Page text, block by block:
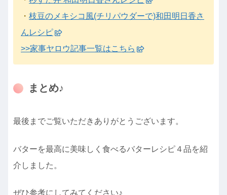
・ 枝豆のメキシコ風(チリパウダーで)和田明日香さ
んレシピ
>>家事ヤロウ記事一覧はこちら
まとめ♪
最後までご覧いただきありがとうございます。
バターを最高に美味しく食べるバターレシピ４品を紹
介しました。
ぜひ参考にしてみてください♪